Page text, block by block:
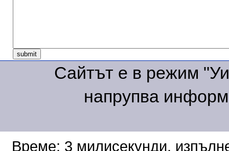
Сайтът е в режим
напрупва
Време: 3 милисекунди,